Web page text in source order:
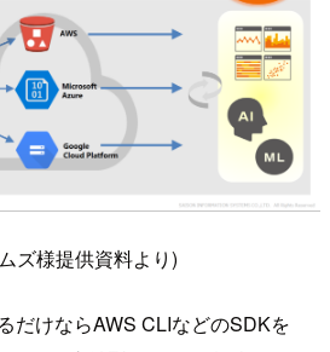
ズ様提供資料より)
だけならAWS CLIなどのSDKを